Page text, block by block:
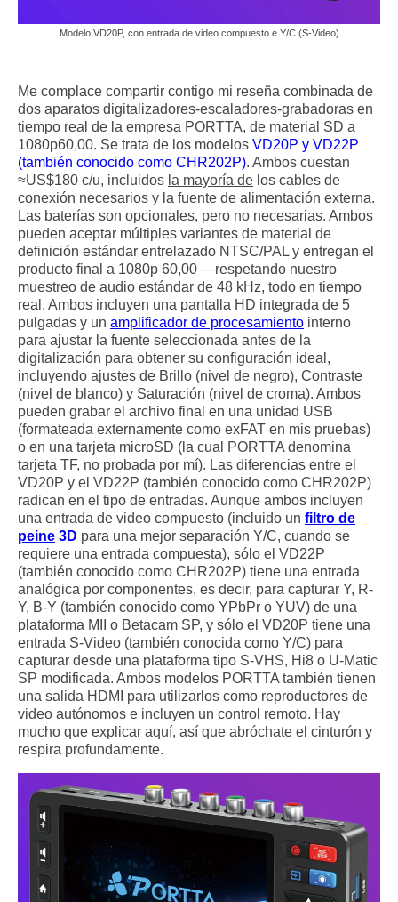
Modelo VD20P, con entrada de video compuesto e Y/C (S-Video)
Me complace compartir contigo mi reseña combinada de
dos aparatos digitalizadores-escaladores-grabadoras en
tiempo real de la empresa PORTTA, de material SD a
1080p60,00. Se trata de los modelos VD20P y VD22P
(también conocido como CHR202P). Ambos cuestan
≈US$180 c/u, incluidos la mayoría de los cables de
conexión necesarios y la fuente de alimentación externa.
Las baterías son opcionales, pero no necesarias. Ambos
pueden aceptar múltiples variantes de material de
definición estándar entrelazado NTSC/PAL y entregan el
producto final a 1080p 60,00 —respetando nuestro
muestreo de audio estándar de 48 kHz, todo en tiempo
real. Ambos incluyen una pantalla HD integrada de 5
pulgadas y un amplificador de procesamiento interno
para ajustar la fuente seleccionada antes de la
digitalización para obtener su configuración ideal,
incluyendo ajustes de Brillo (nivel de negro), Contraste
(nivel de blanco) y Saturación (nivel de croma). Ambos
pueden grabar el archivo final en una unidad USB
(formateada externamente como exFAT en mis pruebas)
o en una tarjeta microSD (la cual PORTTA denomina
tarjeta TF, no probada por mí). Las diferencias entre el
VD20P y el VD22P (también conocido como CHR202P)
radican en el tipo de entradas. Aunque ambos incluyen
una entrada de video compuesto (incluido un filtro de
peine 3D para una mejor separación Y/C, cuando se
requiere una entrada compuesta), sólo el VD22P
(también conocido como CHR202P) tiene una entrada
analógica por componentes, es decir, para capturar Y, R-
Y, B-Y (también conocido como YPbPr o YUV) de una
plataforma MII o Betacam SP, y sólo el VD20P tiene una
entrada S-Video (también conocida como Y/C) para
capturar desde una plataforma tipo S-VHS, Hi8 o U-Matic
SP modificada. Ambos modelos PORTTA también tienen
una salida HDMI para utilizarlos como reproductores de
video autónomos e incluyen un control remoto. Hay
mucho que explicar aquí, así que abróchate el cinturón y
respira profundamente.